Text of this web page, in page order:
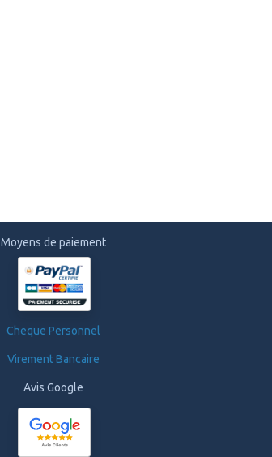
Moyens de paiement
Cheque Personnel
Virement Bancaire
Avis Google